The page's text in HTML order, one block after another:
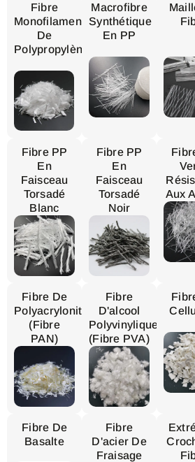
Fibre
Monofilament
De
Polypropylène
Macrofibre
Synthétique
En PP
Fibre PP
En
Faisceau
Torsadé
Blanc
Fibre PP
En
Faisceau
Torsadé
Noir
Aux
Fibre De
Polyacrylonitrile
(fibre
PAN)
Fibre
D'alcool
Polyvinylique
(fibre PVA)
Fibre De
Basalte
Fibre
D'acier De
Fraisage